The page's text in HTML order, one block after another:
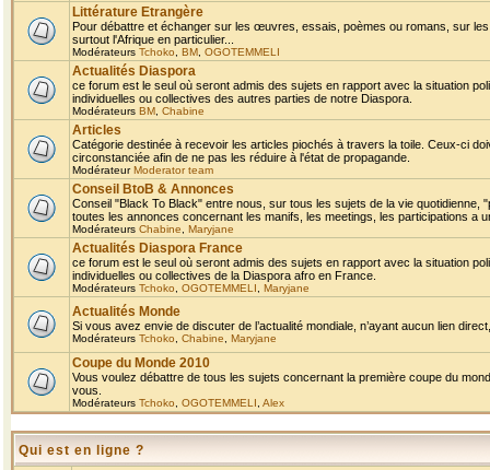
Littérature Etrangère
Pour débattre et échanger sur les œuvres, essais, poèmes ou romans, sur
surtout l'Afrique en particulier...
Modérateurs Tchoko BM OGOTEMMELI
Actualités Diaspora
ce forum est le seul où seront admis des sujets en rapport avec la situation
individuelles ou collectives des autres parties de notre Diaspora.
Modérateurs BM Chabine
Articles
Catégorie destinée à recevoir les articles piochés à travers la toile. Ceux-ci
circonstanciée afin de ne pas les réduire à l'état de propagande.
ModérateurModerator team
Conseil BtoB & Annonces
Conseil "Black To Black" entre nous, sur tous les sujets de la vie
toutes les annonces concernant les manifs, les meetings, les participations a
Modérateurs Chabine Maryjane
Actualités Diaspora France
ce forum est le seul où seront admis des sujets en rapport avec la situation
individuelles ou collectives de la Diaspora afro en France.
Modérateurs Tchoko OGOTEMMELI Maryjane
Actualités Monde
Si vous avez envie de discuter de l’actualité mondiale, n’ayant aucun lien
Modérateurs Tchoko Chabine Maryjane
Coupe du Monde 2010
Vous voulez débattre de tous les sujets concernant la première coupe du
vous.
Modérateurs Tchoko OGOTEMMELI Alex
Qui est en ligne ?